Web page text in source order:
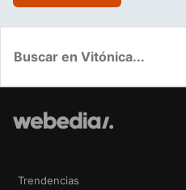
Trendencias